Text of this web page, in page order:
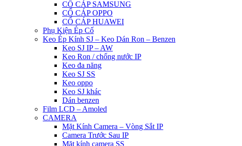
CỔ CÁP SAMSUNG
CỔ CÁP OPPO
CỔ CÁP HUAWEI
Phụ Kiện Ép Cố
Keo Ép Kính SJ – Keo Dán Ron – Benzen
Keo SJ IP – AW
Keo Ron / chống nước IP
Keo đa năng
Keo SJ SS
Keo oppo
Keo SJ khác
Dán benzen
Film LCD – Amoled
CAMERA
Mặt Kính Camera – Vòng Sắt IP
Camera Trước Sau IP
Mặt kính camera SS